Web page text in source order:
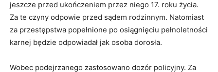
jeszcze przed ukończeniem przez niego 17. roku życia.
Za te czyny odpowie przed sądem rodzinnym. Natomiast
za przestępstwa popełnione po osiągnięciu pełnoletności
karnej będzie odpowiadał jak osoba dorosła.
Wobec podejrzanego zastosowano dozór policyjny. Za